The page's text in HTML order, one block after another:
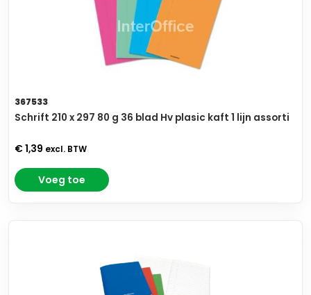
367533
Schrift 210 x 297 80 g 36 blad Hv plasic kaft 1 lijn assorti
€ 1,39 excl. BTW
Voeg toe